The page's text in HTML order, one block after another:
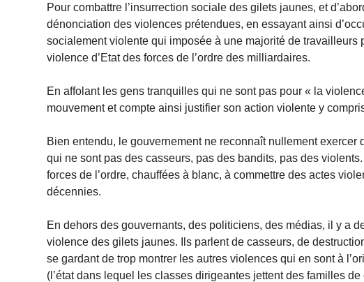
Pour combattre l’insurrection sociale des gilets jaunes, et
dénonciation des violences prétendues, en essayant ainsi
socialement violente qui imposée à une majorité de travailleurs
violence d’Etat des forces de l’ordre des milliardaires.
En affolant les gens tranquilles qui ne sont pas pour « la
mouvement et compte ainsi justifier son action violente y
Bien entendu, le gouvernement ne reconnaît nullement
qui ne sont pas des casseurs, pas des bandits, pas des
forces de l’ordre, chauffées à blanc, à commettre des actes
décennies.
En dehors des gouvernants, des politiciens, des médias, il y a
violence des gilets jaunes. Ils parlent de casseurs, de
se gardant de trop montrer les autres violences qui en sont à
(l’état dans lequel les classes dirigeantes jettent des familles